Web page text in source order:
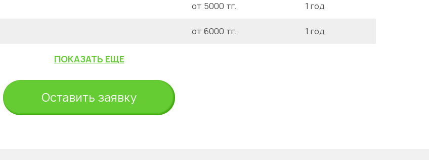
от 5000 тг. 1 год
от 6000 тг. 1 год
ПОКАЗАТЬ ЕЩЕ
Оставить заявку